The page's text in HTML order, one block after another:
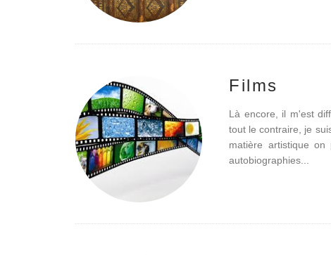
Films
Là encore, il m'est
tout le contraire, je
matière artistique on
autobiographies...